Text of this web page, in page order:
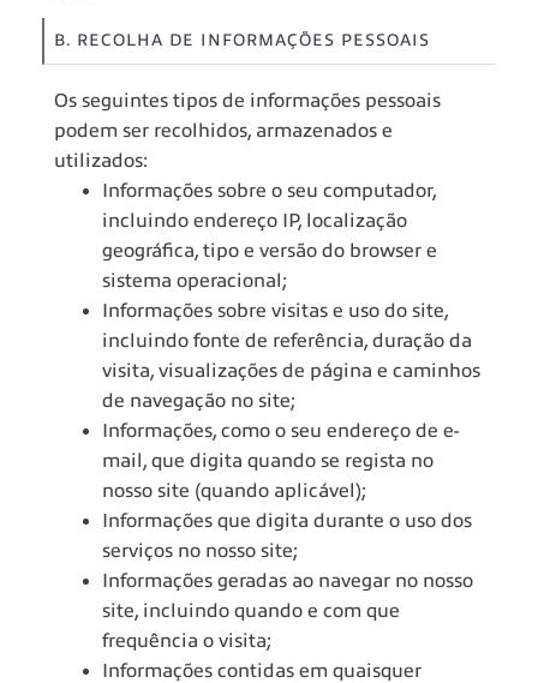
B. RECOLHA DE INFORMAÇÕES PESSOAIS
Os seguintes tipos de informações pessoais
podem ser recolhidos, armazenados e
utilizados:
Informações sobre o seu computador,
incluindo endereço IP, localização
geográfica, tipo e versão do browser e
sistema operacional;
Informações sobre visitas e uso do site,
incluindo fonte de referência, duração da
visita, visualizações de página e caminhos
de navegação no site;
Informações, como o seu endereço de e-
mail, que digita quando se regista no
nosso site (quando aplicável);
Informações que digita durante o uso dos
serviços no nosso site;
Informações geradas ao navegar no nosso
site, incluindo quando e com que
frequência o visita;
Informações contidas em quaisquer